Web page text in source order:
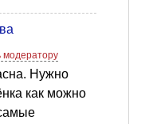
Нужно
как можно